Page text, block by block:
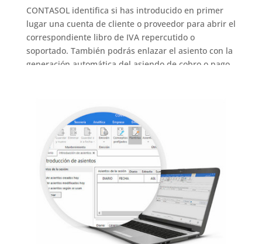
CONTASOL identifica si has introducido en primer
lugar una cuenta de cliente o proveedor para abrir el
correspondiente libro de IVA repercutido o
soportado. También podrás enlazar el asiento con la
generación automática del asiendo de cobro o pago.